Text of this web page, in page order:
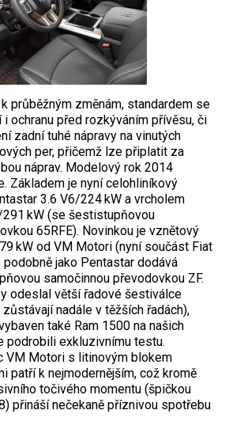
průběžným změnám, standardem se
i ochranu před rozkýváním přívěsu, či
zadní tuhé nápravy na vinutých
per, přičemž lze připlatit za
náprav. Modelový rok 2014
Základem je nyní celohliníkový
3.6 V6/224 kW a vrcholem
kW (se šestistupňovou
65RFE). Novinkou je vznětový
kW od VM Motori (nyní součást Fiat
jako Pentastar dodává
samočinnou převodovkou ZF.
odeslal větší řadové šestiválce
nadále v těžších řadách),
také Ram 1500 na našich
podrobili exkluzivnímu testu.
VM Motori s litinovým blokem
patří k nejmodernějším, což kromě
točivého momentu (špičkou
přináší nečekaně příznivou spotřebu